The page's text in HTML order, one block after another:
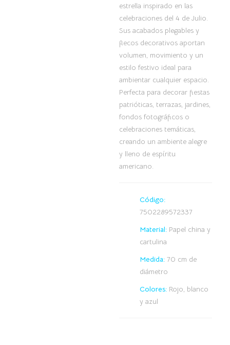
estrella inspirado en las
celebraciones del 4 de Julio.
Sus acabados plegables y
flecos decorativos aportan
volumen, movimiento y un
estilo festivo ideal para
ambientar cualquier espacio.
Perfecta para decorar fiestas
patrióticas, terrazas, jardines,
fondos fotográficos o
celebraciones temáticas,
creando un ambiente alegre
y lleno de espíritu
americano.
Código:
7502289572337
Material: Papel china y
cartulina
Medida: 70 cm de
diámetro
Colores: Rojo, blanco
y azul